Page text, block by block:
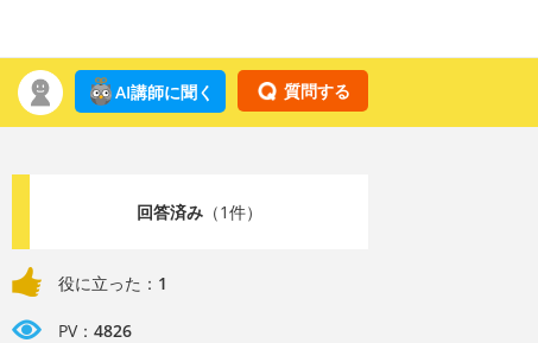
質問する
AI講師に聞く
回答済み（1件）
役に立った： 1
PV： 4826